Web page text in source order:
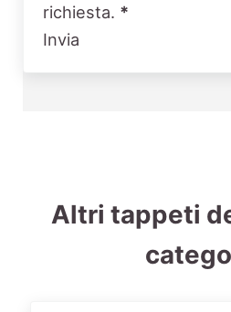
richiesta. *
Invia
Altri tappeti